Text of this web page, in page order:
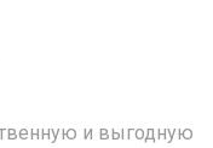
и выгодную